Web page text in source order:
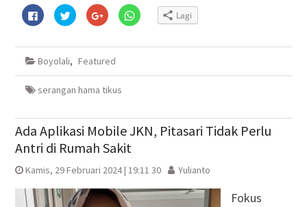
Klik
untuk
membagikan
Facebook(Membuka
jendela
yang
baru)
Klik
untuk
berbagi
Twitter(Membuka
jendela
baru)
Klik
untuk
berbagi
Google+
di
yang
baru)
Klik
untuk
WhatsApp(Membuka
baru)
Lagi
Boyolali, Featured
serangan hama tikus
Ada Aplikasi Mobile JKN, Pitasari Tidak Perlu
Antri di Rumah Sakit
Kamis, 29 Februari 2024 | 19:11 30 Yulianto
Fokus